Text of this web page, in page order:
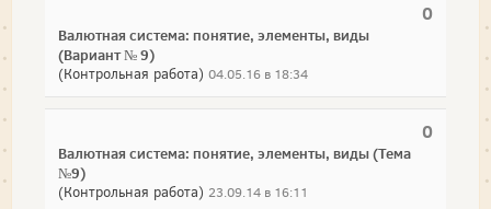
0
Валютная система: понятие, элементы, виды
(Вариант № 9)
(Контрольная работа) 04.05.16 в 18:34
0
Валютная система: понятие, элементы, виды (Тема
№9)
(Контрольная работа) 23.09.14 в 16:11